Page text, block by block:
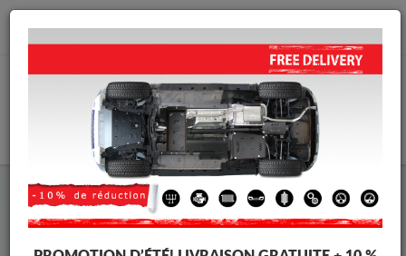
info@protectionsousmoteur.eu
Protection Sous Moteur Peugeot
Protection Sous Moteur Peugeot Traveller
Marques